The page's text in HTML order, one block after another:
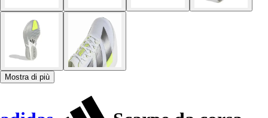
Mostra di più